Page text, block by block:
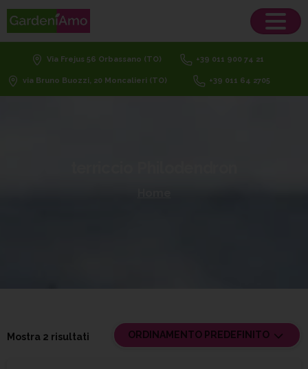
Via Frejus 56 Orbassano (TO) +39 011 900 74 21
via Bruno Buozzi, 20 Moncalieri (TO) +39 011 64 2705
Mostra 2 risultati ORDINAMENTO PREDEFINITO